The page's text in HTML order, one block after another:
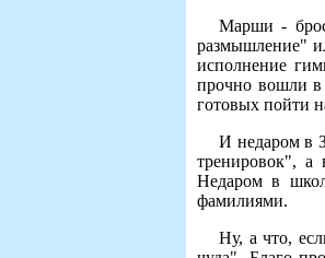
Марши -
размышление"
исполнение
прочно вошли в
готовых пойти
И недаром в
тренировок", а
Недаром в
фамилиями.
Ну, а что,